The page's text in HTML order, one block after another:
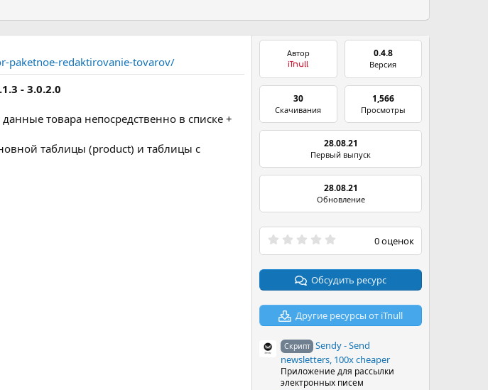
paketnoe-redaktirovanie-tovarov/
- 3.0.2.0
товара непосредственно в списке +
таблицы (product) и таблицы с
Автор
iTnull
0.4.8
Версия
30
Скачивания
1,566
Просмотры
28.08.21
Первый выпуск
28.08.21
Обновление
0
0
з
в
з
д
0 оценок
Обсудить ресурс
Другие ресурсы от iTnull
Скрипт Sendy - Send
newsletters, 100x cheaper
Приложение для рассылки
электронных писем